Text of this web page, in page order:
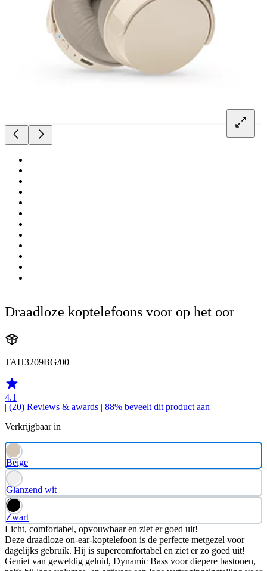
Draadloze koptelefoons voor op het oor
TAH3209BG/00
4.1
| (20) Reviews & awards | 88% beveelt dit product aan
Verkrijgbaar in
Beige
Glanzend wit
Zwart
Licht, comfortabel, opvouwbaar en ziet er goed uit!
Deze draadloze on-ear-koptelefoon is de perfecte metgezel voor
dagelijks gebruik. Hij is supercomfortabel en ziet er zo goed uit!
Geniet van geweldig geluid, Dynamic Bass voor diepere bastonen,